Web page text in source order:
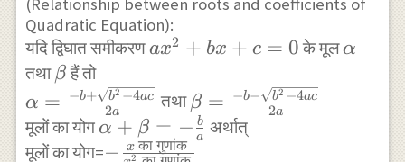
=3,2
(Relationship between roots and coefficients of
Quadratic Equation):
यदि द्विघात समीकरणa
x+c=0
ax2 + bx + c = 0 के मूल\alpha
α
तथा\beta
β हैं तो
\alpha=\frac{-
b+\sqrt{b^{2}-4
a c}}{2 a}
α = 2a
−b+ b2 −4ac तथा \beta=\frac{-
b-
\sqrt{b^{2}-4a
β = 2a
−b− b2 −4ac
मूलों का योग\alpha+\beta=-
\frac{b}{a}
α + β = − a
b अर्थात्
मूलों का योग=-
− 2
x का गुणांक